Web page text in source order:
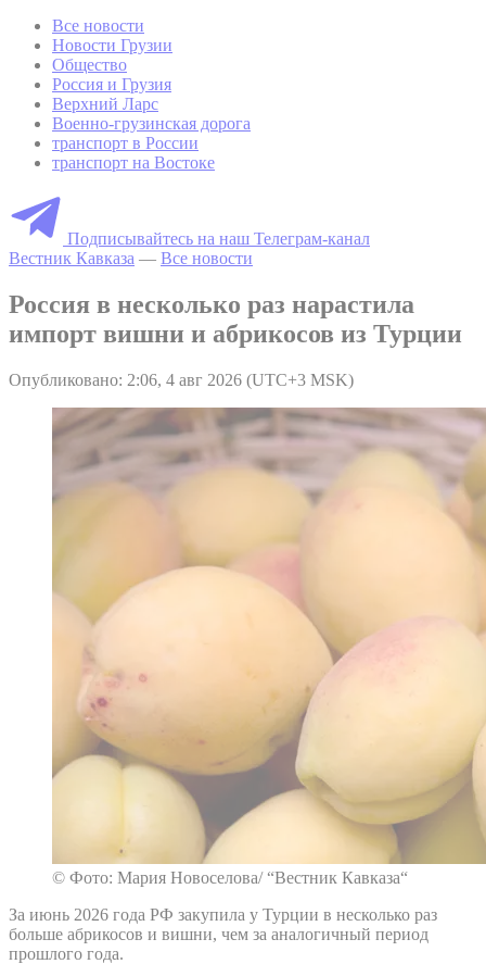
Все новости
Новости Грузии
Общество
Россия и Грузия
Верхний Ларс
Военно-грузинская дорога
транспорт в России
транспорт на Востоке
Подписывайтесь на наш Телеграм-канал
Вестник Кавказа — Все новости
Россия в несколько раз нарастила
импорт вишни и абрикосов из Турции
Опубликовано: 2:06, 4 авг 2026 (UTC+3 MSK)
© Фото: Мария Новоселова/ “Вестник Кавказа“
За июнь 2026 года РФ закупила у Турции в несколько раз
больше абрикосов и вишни, чем за аналогичный период
прошлого года.